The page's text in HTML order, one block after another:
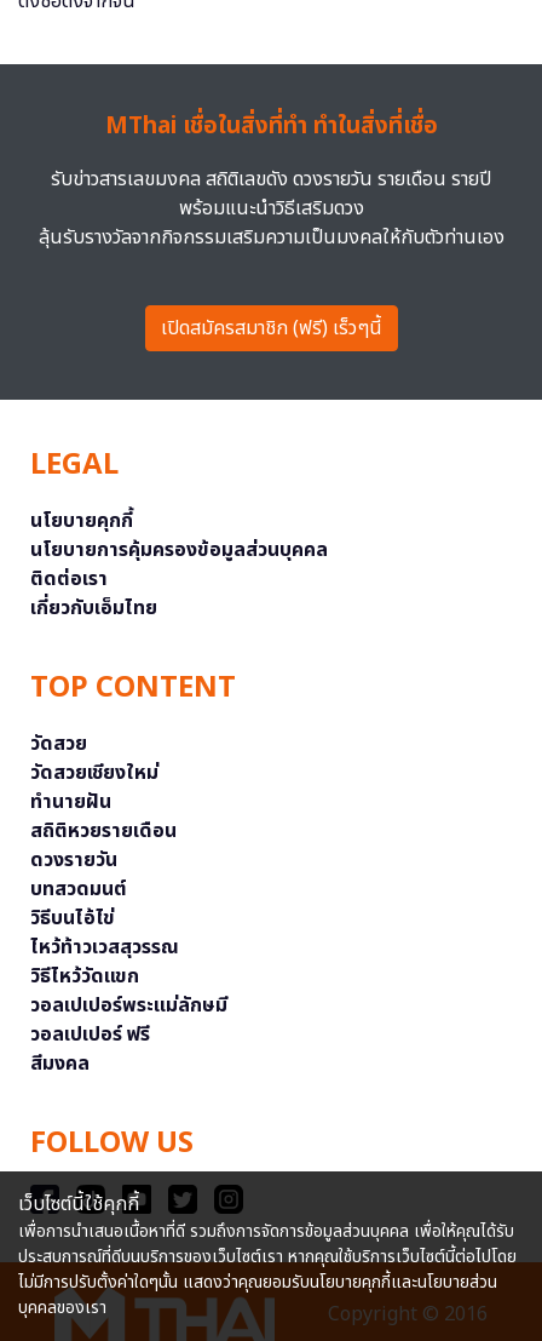
MThai เชื่อในสิ่งที่ทำ ทำในสิ่งที่เชื่อ
รับข่าวสารเลขมงคล สถิติเลขดัง ดวงรายวัน รายเดือน รายปี
พร้อมแนะนำวิธีเสริมดวง
ลุ้นรับรางวัลจากกิจกรรมเสริมความเป็นมงคลให้กับตัวท่านเอง
เปิดสมัครสมาชิก (ฟรี) เร็วๆนี้
LEGAL
นโยบายคุกกี้
นโยบายการคุ้มครองข้อมูลส่วนบุคคล
ติดต่อเรา
เกี่ยวกับเอ็มไทย
TOP CONTENT
วัดสวย
วัดสวยเชียงใหม่
ทำนายฝัน
สถิติหวยรายเดือน
ดวงรายวัน
บทสวดมนต์
วิธีบนไอ้ไข่
ไหว้ท้าวเวสสุวรรณ
วิธีไหว้วัดแขก
วอลเปเปอร์พระแม่ลักษมี
วอลเปเปอร์ ฟรี
สีมงคล
FOLLOW US
Copyright © 2016
เว็บไซต์นี้ใช้คุกกี้
เพื่อการนำเสนอเนื้อหาที่ดี รวมถึงการจัดการข้อมูลส่วนบุคคล เพื่อให้คุณได้รับ
ประสบการณ์ที่ดีบนบริการของเว็บไซต์เรา หากคุณใช้บริการเว็บไซต์นี้ต่อไปโดย
ไม่มีการปรับตั้งค่าใดๆนั้น แสดงว่าคุณยอมรับนโยบายคุกกี้และนโยบายส่วน
บุคคลของเรา